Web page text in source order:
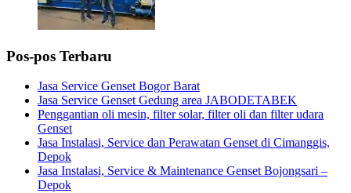
Pos-pos Terbaru
Jasa Service Genset Bogor Barat
Jasa Service Genset Gedung area JABODETABEK
Penggantian oli mesin, filter solar, filter oli dan filter udara
Genset
Jasa Instalasi, Service dan Perawatan Genset di Cimanggis,
Depok
Jasa Instalasi, Service & Maintenance Genset Bojongsari –
Depok